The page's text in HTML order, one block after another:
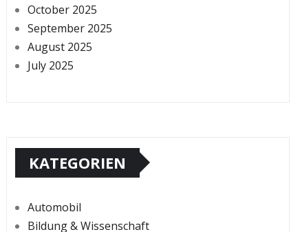
October 2025
September 2025
August 2025
July 2025
KATEGORIEN
Automobil
Bildung & Wissenschaft